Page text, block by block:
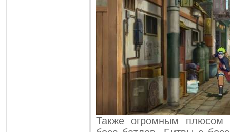
Также огромным плюсом